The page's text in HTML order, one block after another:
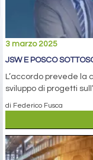
3 marzo 2025
JSW E POSCO
L’accordo prevede la
sviluppo di progetti
di Federico Fusca